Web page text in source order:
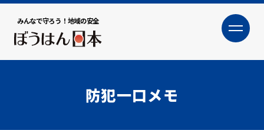
みんなで守ろう！地域の安全
大
防犯一口メモ